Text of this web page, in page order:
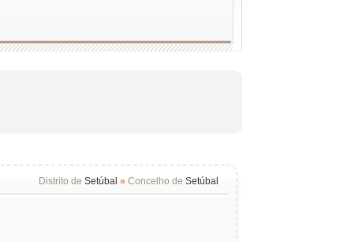
Distrito de Setúbal » Concelho de Setúbal